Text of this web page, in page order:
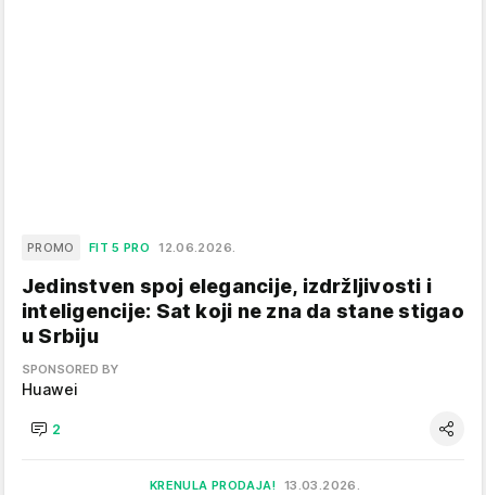
PROMO FIT 5 PRO 12.06.2026.
Jedinstven spoj elegancije, izdržljivosti i
inteligencije: Sat koji ne zna da stane stigao
u Srbiju
SPONSORED BY
Huawei
2
KRENULA PRODAJA! 13.03.2026.